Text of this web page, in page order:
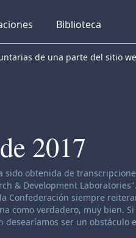
Biblioteca
de una parte del sitio
2017
de canalización:
sido obtenida de
& Development
Confederación siempre
como verdadero, muy bien.
desearíamos ser un obstáculo